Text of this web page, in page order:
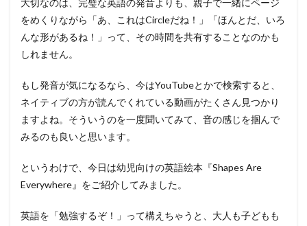
大切なのは、完璧な英語の発音よりも、親子で一緒にページ
をめくりながら「あ、これはCircleだね！」「ほんとだ、いろ
んな形があるね！」って、その時間を共有することなのかも
しれません。
もし発音が気になるなら、今はYouTubeとかで検索すると、
ネイティブの方が読んでくれている動画がたくさん見つかり
ますよね。そういうのを一度聞いてみて、音の感じを掴んで
みるのも良いと思います。
というわけで、今日は幼児向けの英語絵本『Shapes Are
Everywhere』をご紹介してみました。
英語を「勉強するぞ！」って構えちゃうと、大人も子どもも